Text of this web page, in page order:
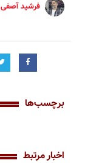
فرشید آصفی
برچسب‌ها
اخبار مرتبط